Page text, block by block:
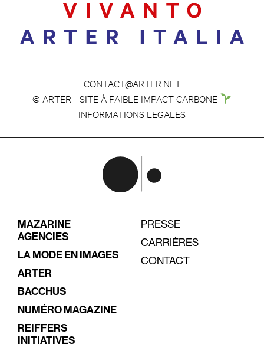
CONTACT@ARTER.NET
© ARTER - SITE À FAIBLE IMPACT CARBONE
INFORMATIONS LEGALES
MAZARINE
AGENCIES
LA MODE EN IMAGES
ARTER
BACCHUS
NUMÉRO MAGAZINE
REIFFERS
INITIATIVES
PRESSE
CARRIÈRES
CONTACT